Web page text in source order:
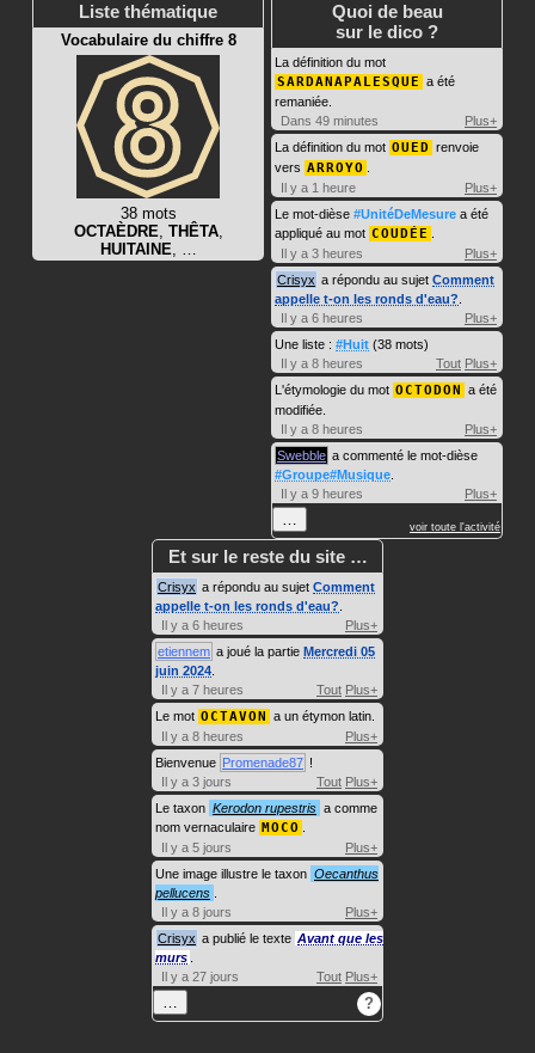
Liste thématique
Vocabulaire du chiffre 8
38 mots
OCTAÈDRE, THÊTA,
HUITAINE, …
Quoi de beau
sur le dico ?
La définition du mot
SARDANAPALESQUE a été
remaniée.
Dans 49 minutes
Plus+
La définition du mot OUED renvoie
vers ARROYO
Il y a 1 heure
Plus+
Le mot-dièse #UnitéDeMesure a été
appliqué au mot COUDÉE
Il y a 3 heures
Plus+
Crisyx a répondu au sujet Comment
appelle t-on les ronds d'eau?
Il y a 6 heures
Plus+
Une liste : #Huit (38 mots)
Il y a 8 heures
Tout Plus+
L'étymologie du mot OCTODON a été
modifiée.
Il y a 8 heures
Plus+
Swebble a commenté le mot-dièse
#Groupe#Musique
Il y a 9 heures
Plus+
… voir toute l'activité
Et sur le reste du site …
Crisyx a répondu au sujet Comment
appelle t-on les ronds d'eau?
Il y a 6 heures
Plus+
etiennem a joué la partie Mercredi 05
juin 2024
Il y a 7 heures
Tout Plus+
Le mot OCTAVON a un étymon latin.
Il y a 8 heures
Plus+
Bienvenue Promenade87 !
Il y a 3 jours
Tout Plus+
Le taxon Kerodon rupestris a comme
nom vernaculaire MOCO
Il y a 5 jours
Plus+
Une image illustre le taxon Oecanthus
pellucens
Il y a 8 jours
Plus+
Crisyx a publié le texte Avant que les
murs
Il y a 27 jours
Tout Plus+
… ?